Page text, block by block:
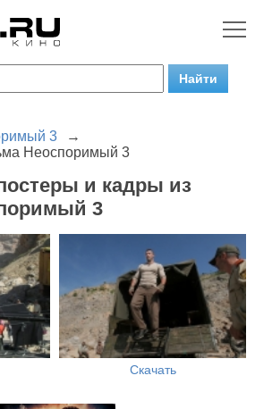
3
→
Неоспоримый 3
и кадры из
3
Скачать